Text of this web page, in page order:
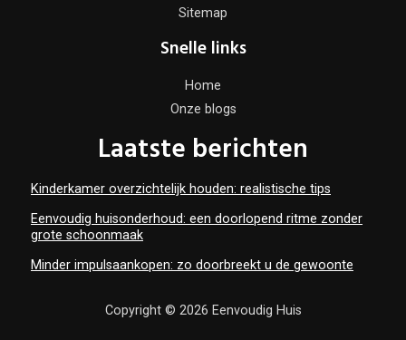
Sitemap
Snelle links
Home
Onze blogs
Laatste berichten
Kinderkamer overzichtelijk houden: realistische tips
Eenvoudig huisonderhoud: een doorlopend ritme zonder
grote schoonmaak
Minder impulsaankopen: zo doorbreekt u de gewoonte
Copyright © 2026 Eenvoudig Huis